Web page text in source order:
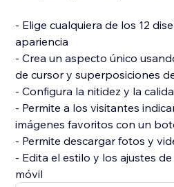
- Elige cualquiera de los 12
apariencia
- Crea un aspecto único
de cursor y superposiciones
- Configura la nitidez y la
- Permite a los visitantes
imágenes favoritos con un
- Permite descargar fotos y
- Edita el estilo y los ajustes